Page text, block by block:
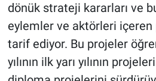
dönük strateji kararları ve
eylemler ve aktörleri
tarif ediyor. Bu projeler
yılının ilk yarı yılının